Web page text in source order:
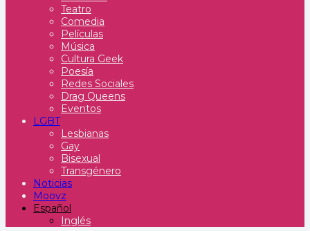
Teatro
Comedia
Películas
Música
Cultura Geek
Poesía
Redes Sociales
Drag Queens
Eventos
LGBT
Lesbianas
Gay
Bisexual
Transgénero
Noticias
Moovz
Español
Inglés